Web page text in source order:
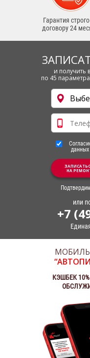
Гарантия
договору 24
и получить
по 45
данных
НА
или
+7
КЭШБЕК